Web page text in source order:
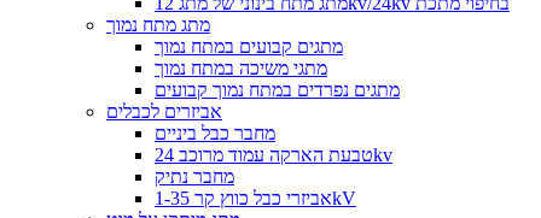
מתג מתח נמוך
מתגים קבועים במתח נמוך
מתגי משיכה במתח נמוך
מתגים נפרדים במתח נמוך קבועים
אביזרים לכבלים
מחבר כבל ביניים
טבעת הארקה עמוד מרוכב 24kv
מחבר נתיק
אביזרי כבל כווץ קר 1-35kV